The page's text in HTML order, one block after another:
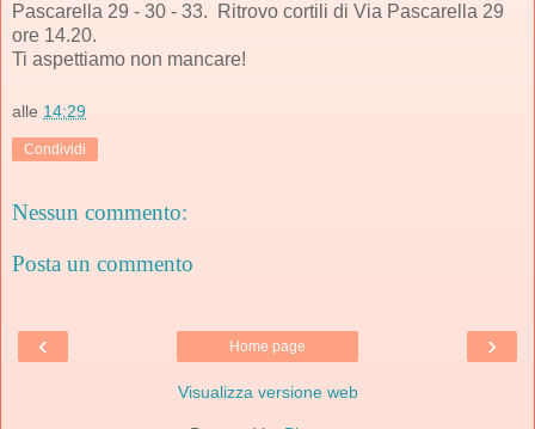
Pascarella 29 - 30 - 33. Ritrovo cortili di Via Pascarella 29
ore 14.20.
Ti aspettiamo non mancare!
alle 14:29
Condividi
Nessun commento:
Posta un commento
‹ ›
Home page
Visualizza versione web